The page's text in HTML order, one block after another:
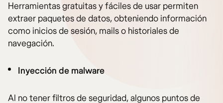
Herramientas gratuitas y fáciles de usar permiten
extraer paquetes de datos, obteniendo información
como inicios de sesión, mails o historiales de
navegación.
Inyección de malware
Al no tener filtros de seguridad, algunos puntos de